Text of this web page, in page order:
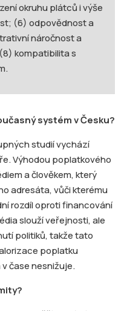
okruhu plátců i výše
(6) odpovědnost a
náročnost a
kompatibilita s
systém v Česku?
studií vychází
Výhodou poplatkového
a člověkem, který
adresáta, vůči kterému
rozdíl oproti financování
slouží veřejnosti, ale
politiků, takže tato
poplatku
čase nesnižuje.